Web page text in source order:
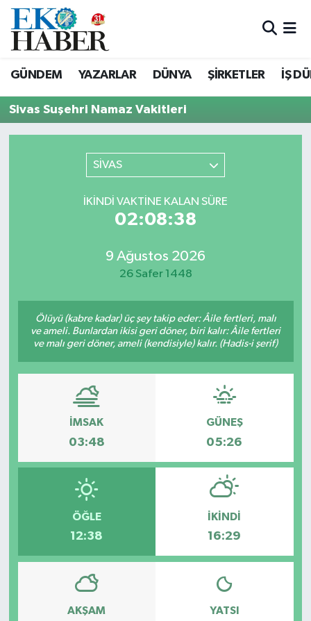
GÜNDEM YAZARLAR DÜNYA ŞİRKETLER İŞ
Sivas Suşehri Namaz Vakitleri
SİVAS
İKINDI VAKTINE KALAN SÜRE
02:08:38
9 Ağustos 2026
26 Safer 1448
Ölüyü (kabre kadar) üç şey takip eder: Âile fertleri, malı
ve ameli. Bunlardan ikisi geri döner, biri kalır: Âile fertleri
ve malı geri döner, ameli (kendisiyle) kalır. (Hadis-i şerif)
İMSAK
03:48
GÜNEŞ
05:26
ÖĞLE
12:38
İKINDI
16:29
AKŞAM YATSI
Hava Durumu
Süper Lig Puan Durumu ve Fikstür
Tüm Manşetler
Son Dakika Haberleri